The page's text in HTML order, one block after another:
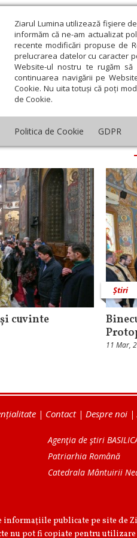
Ziarul Lumina utilizează fişiere
informăm că ne-am actualizat
recente modificări propuse de
prelucrarea datelor cu caracter
Website-ul nostru te rugăm
continuarea navigării pe
Cookie. Nu uita totuși că poți
de Cookie.
Politica de Cookie GDPR
religioasă Teologie
cuvinte
Știri
11 Mar,
| Contact| Despre noi |
Agenţia de ştiri
Patriarhia Română
Catedrala Mântuirii
publicate pe site de
nu pot fi copiate pentru